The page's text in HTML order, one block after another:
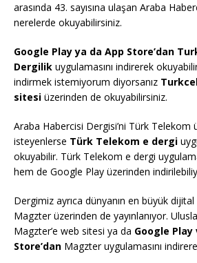
arasında 43. sayısına ulaşan Araba
nerelerde okuyabilirsiniz.
Google Play ya da App Store’dan
Dergilik uygulamasını indirerek
indirmek istemiyorum diyorsanız
sitesi üzerinden de okuyabilirsiniz.
Araba Habercisi Dergisi’ni Türk Telekom
isteyenlerse Türk Telekom e dergi
okuyabilir. Türk Telekom e dergi
hem de Google Play üzerinden
Dergimiz ayrıca dünyanın en büyük
Magzter üzerinden de yayınlanıyor.
Magzter’e web sitesi ya da Google Play
Store’dan Magzter uygulamasını